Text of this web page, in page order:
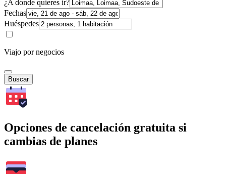
¿A dónde quieres ir?
Fechas
Huéspedes
Viajo por negocios
Buscar
Opciones de cancelación gratuita si
cambias de planes